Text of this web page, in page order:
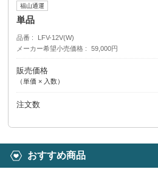
福山通運
単品
品番
LFV-12V(W)
メーカー希望小売価格
59,000円
販売価格
（単価 × 入数）
注文数
おすすめ商品